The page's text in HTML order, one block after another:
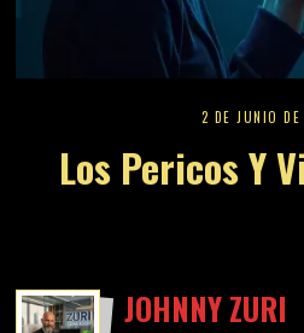
2 DE JUNIO
Los Pericos Y
JOHNNY ZURI